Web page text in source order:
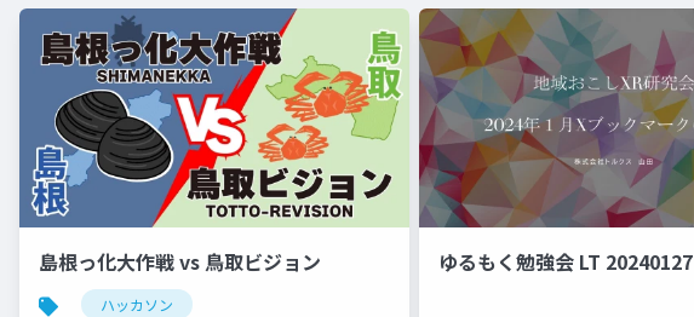
島根っ化大作戦 vs 鳥取ビジョン
ハッカソン
ゆるもく勉強会 LT 20240127